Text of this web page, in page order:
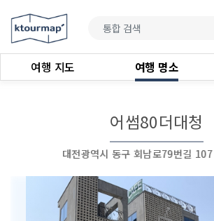
여행 지도 여행 명소
어썸80더대청
대전광역시 동구 회남로79번길